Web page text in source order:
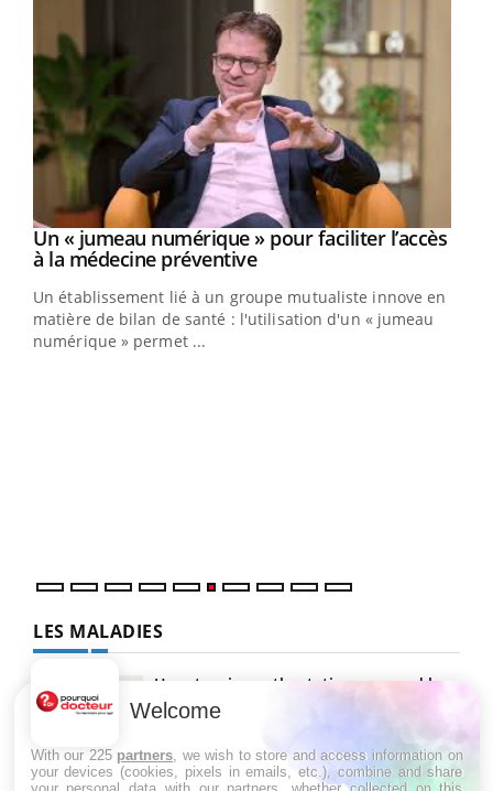
Youtube
Un « jumeau numérique » pour faciliter l’accès
à la médecine préventiveYoutube
Un établissement lié à un groupe mutualiste innove en
matière de bilan de santé : l'utilisation d'un « jumeau
numérique » permet ...
LES MALADIES
Hypotension orthostatique : quand la
pression artérielle chute au lever
Drépanocytose : une déformation des
Welcome
With our 225 partners , we wish to store and access information on
your devices (cookies, pixels in emails, etc.), combine and share
your personal data with our partners, whether collected on this